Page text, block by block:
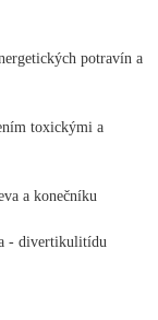
potravín a
toxickými a
a konečníku
- divertikulitídu